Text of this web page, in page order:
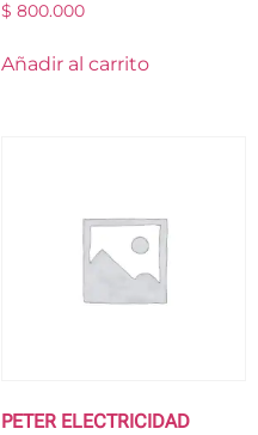
$ 800.000
Añadir al carrito
PETER ELECTRICIDAD